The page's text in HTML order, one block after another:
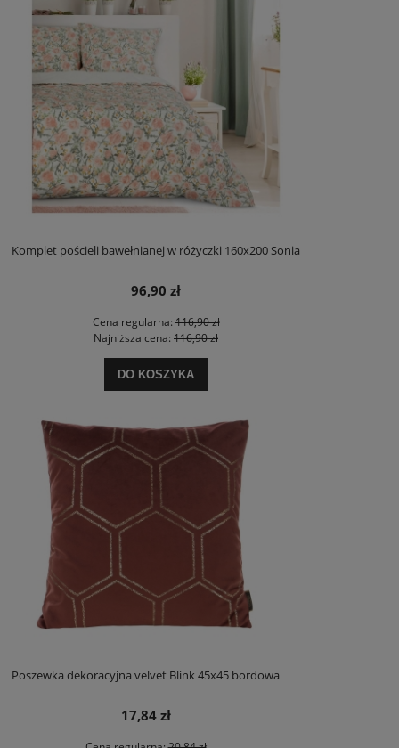
Komplet pościeli bawełnianej w różyczki 160x200 Sonia
96,90 zł
Cena regularna:116,90 zł
Najniższa cena: 116,90 zł
DO KOSZYKA
Poszewka dekoracyjna velvet Blink 45x45 bordowa
17,84 zł